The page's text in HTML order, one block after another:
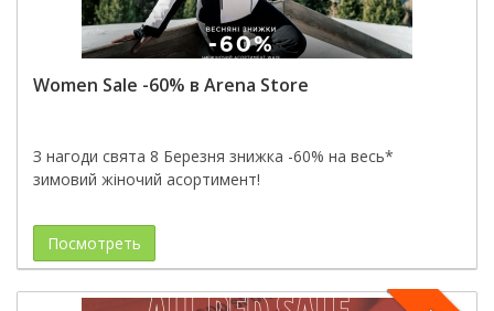
Women Sale -60% в Arena Store
З нагоди свята 8 Березня знижка -60% на весь*
зимовий жіночий асортимент!
Посмотреть